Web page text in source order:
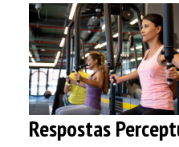
Respostas